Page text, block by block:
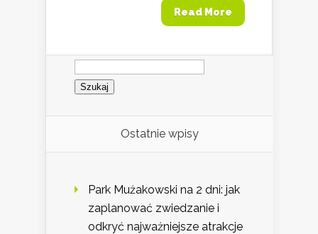
Read More
Szukaj:
Ostatnie wpisy
Park Mużakowski na 2 dni: jak
zaplanować zwiedzanie i
odkryć najważniejsze atrakcje